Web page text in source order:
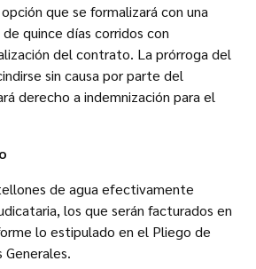
que se formalizará con una
quince días corridos con
del contrato. La prórroga del
sin causa por parte del
derecho a indemnización para el
de agua efectivamente
los que serán facturados en
lo estipulado en el Pliego de
Generales.